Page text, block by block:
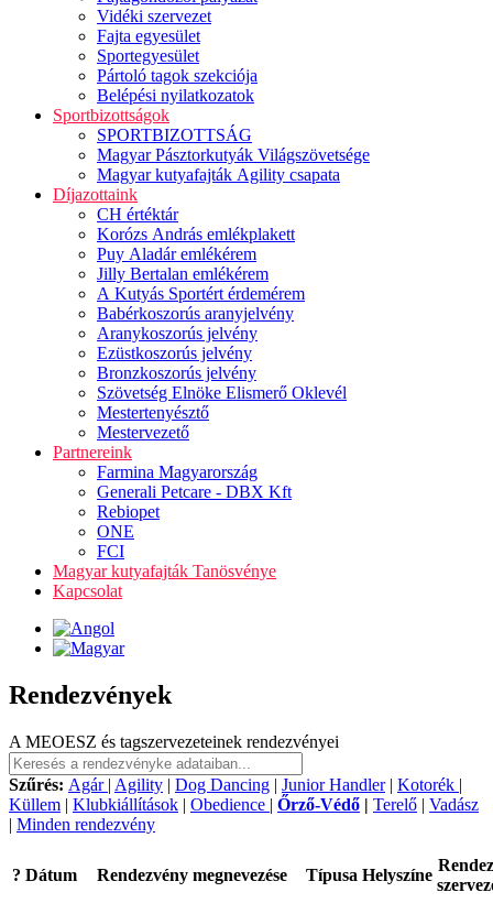
Vidéki szervezet
Fajta egyesület
Sportegyesület
Pártoló tagok szekciója
Belépési nyilatkozatok
Sportbizottságok
SPORTBIZOTTSÁG
Magyar Pásztorkutyák Világszövetsége
Magyar kutyafajták Agility csapata
Díjazottaink
CH értéktár
Korózs András emlékplakett
Puy Aladár emlékérem
Jilly Bertalan emlékérem
A Kutyás Sportért érdemérem
Babérkoszorús aranyjelvény
Aranykoszorús jelvény
Ezüstkoszorús jelvény
Bronzkoszorús jelvény
Szövetség Elnöke Elismerő Oklevél
Mestertenyésztő
Mestervezető
Partnereink
Farmina Magyarország
Generali Petcare - DBX Kft
Rebiopet
ONE
FCI
Magyar kutyafajták Tanösvénye
Kapcsolat
Rendezvények
A MEOESZ és tagszervezeteinek rendezvényei
Szűrés: Agár | Agility | Dog Dancing | Junior Handler| Kotorék |
Küllem | Klubkiállítások | Obedience | Őrző-Védő | Terelő | Vadász
| Minden rendezvény
? Dátum Rendezvény megnevezése Típusa Helyszíne